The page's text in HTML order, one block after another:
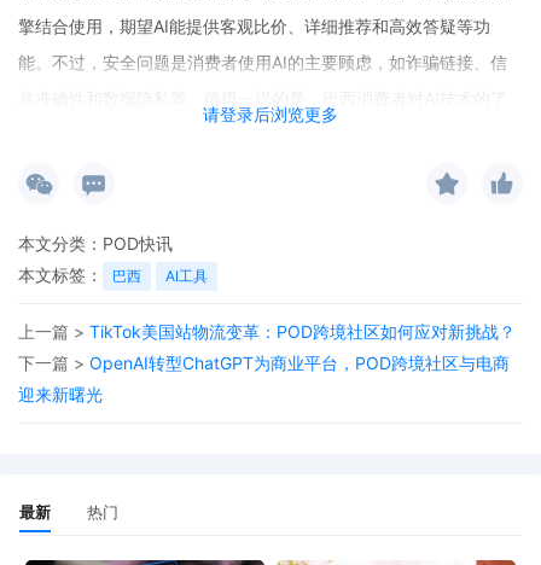
请登录后浏览更多
擎结合使用，期望AI能提供客观比价、详细推荐和高效答疑等功
能。不过，安全问题是消费者使用AI的主要顾虑，如诈骗链接、信
使用AI，ChatGPT与Gemini的组合使用最为常见。
POD（Print-on-Demand，按需印刷）商业模式有着重要影响。
POD商业模式高度依赖于满足消费者个性化需求，通过快速定制和
按需生产商品来提升客户体验。而巴西大部分消费者在购物时不依
赖AI，意味着跨境电商不能单纯依靠AI来进行精准营销和产品推荐。
对于采用跨境电商POD模式的企业而言，需要更多地通过传统的市
慎，但这并不意味着跨境电商POD模式在巴西没有发展空间。相
本文分类： POD快讯
本文标签：
巴西 AI工具
上一篇 > TikTok美国站物流变革：POD跨境社区如何应对新挑战？
下一篇 > OpenAI转型ChatGPT为商业平台，POD跨境社区与电商
迎来新曙光
最新 热门